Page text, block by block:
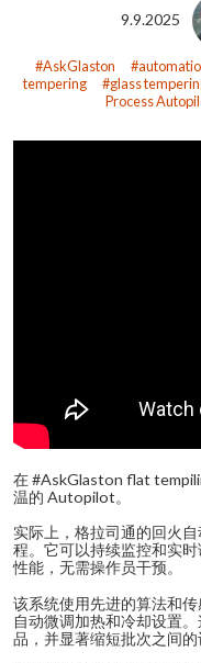
9.9.2025
AskGlaston
tempering
glass
Process
在 #AskGlaston flat
温的 Autopilot。
实际上，格拉司通的回火
程。它可以持续监控和实
性能，无需操作员干预。
该系统使用先进的算法和
自动微调加热和冷却设置
品，并显著缩短批次之间的